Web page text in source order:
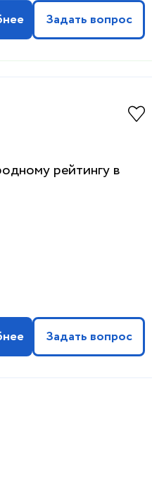
Задать вопрос
рейтингу в
Задать вопрос